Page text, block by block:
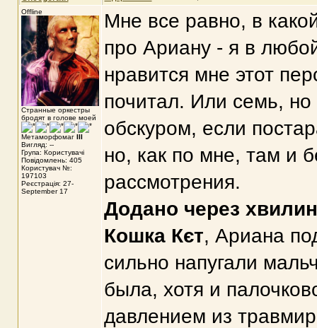
Offline
Странные оркестры
бродят в голове моей
Метаморфомаг III
Вигляд: --
Група: Користувачі
Повідомлень: 405
Користувач №:
197103
Реєстрація: 27-
September 17
Мне все равно, в
про Ариану - я в
нравится мне этот
почитал. Или семь,
обскуром, если
но, как по мне, там и
рассмотрения.
Додано через
Кошка Кєт, Ариана
сильно напугали
была, хотя и
давлением из